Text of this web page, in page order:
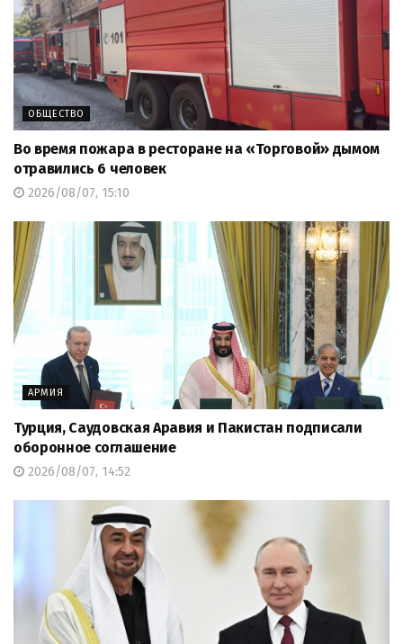
ОБЩЕСТВО
Во время пожара в ресторане на «Торговой» дымом
отравились 6 человек
2026/08/07, 15:10
АРМИЯ
Турция, Саудовская Аравия и Пакистан подписали
оборонное соглашение
2026/08/07, 14:52